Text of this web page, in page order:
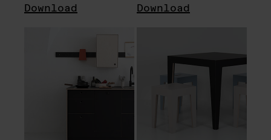
Download Download